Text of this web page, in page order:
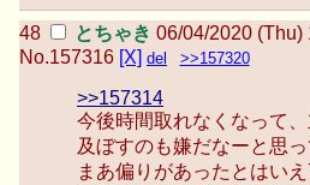
とちゃき 06/04/2020 (Thu)
No.157316 [X] del >>157320
>>157314
今後時間取れなくなって
及ぼすのも嫌だなーと思
まあ偏りがあったとはい